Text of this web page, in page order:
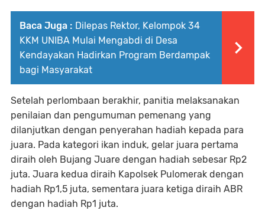
Baca Juga : Dilepas Rektor, Kelompok 34
KKM UNIBA Mulai Mengabdi di Desa
Kendayakan Hadirkan Program Berdampak
bagi Masyarakat
Setelah perlombaan berakhir, panitia melaksanakan
penilaian dan pengumuman pemenang yang
dilanjutkan dengan penyerahan hadiah kepada para
juara. Pada kategori ikan induk, gelar juara pertama
diraih oleh Bujang Juare dengan hadiah sebesar Rp2
juta. Juara kedua diraih Kapolsek Pulomerak dengan
hadiah Rp1,5 juta, sementara juara ketiga diraih ABR
dengan hadiah Rp1 juta.